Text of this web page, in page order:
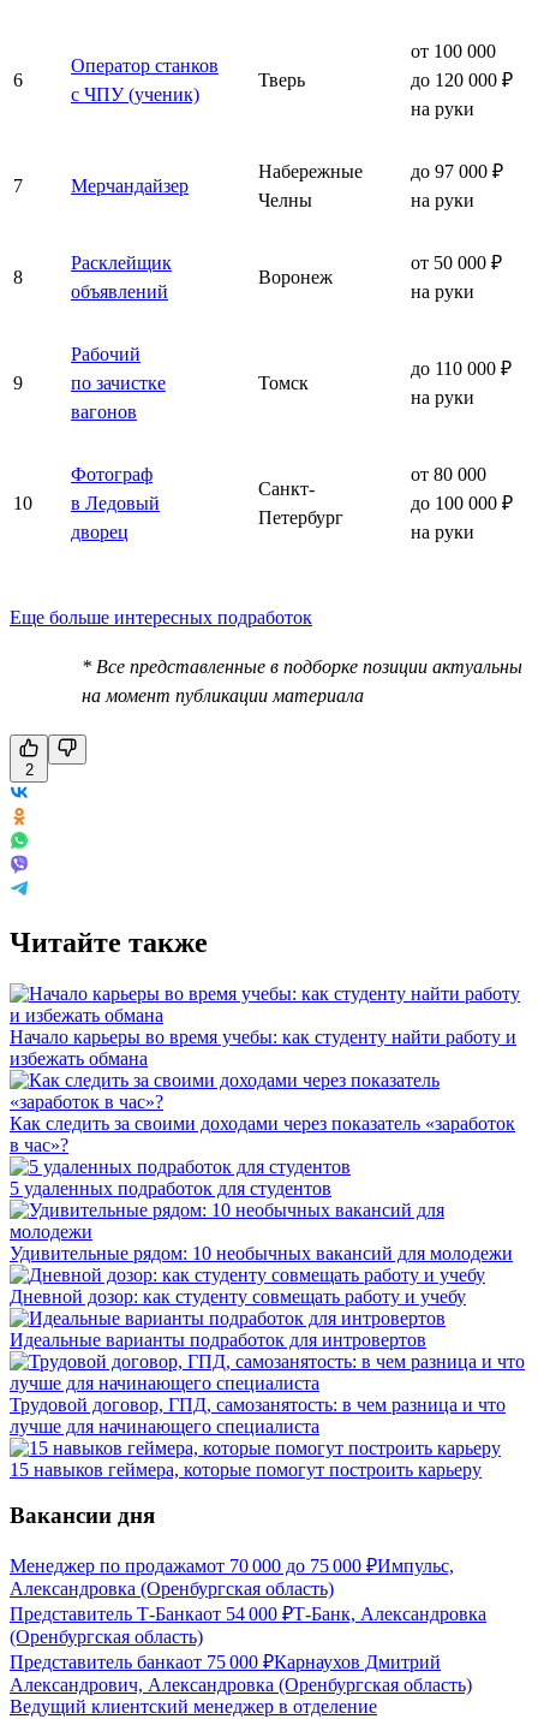
6
Оператор станков
с ЧПУ (ученик)
Тверь
от 100 000
до 120 000 ₽
на руки
7 Мерчандайзер
Набережные
Челны
до 97 000 ₽
на руки
8
Расклейщик
объявлений
Воронеж
от 50 000 ₽
на руки
9
Рабочий
по зачистке
вагонов
Томск
до 110 000 ₽
на руки
10
Фотограф
в Ледовый
дворец
Санкт-
Петербург
от 80 000
до 100 000 ₽
на руки
Еще больше интересных подработок
* Все представленные в подборке позиции актуальны
на момент публикации материала
2
Читайте также
Начало карьеры во время учебы: как студенту найти работу и
избежать обмана
Как следить за своими доходами через показатель «заработок
в час»?
5 удаленных подработок для студентов
Удивительные рядом: 10 необычных вакансий для молодежи
Дневной дозор: как студенту совмещать работу и учебу
Идеальные варианты подработок для интровертов
Трудовой договор, ГПД, самозанятость: в чем разница и что
лучше для начинающего специалиста
15 навыков геймера, которые помогут построить карьеру
Вакансии дня
Менеджер по продажамот 70 000 до 75 000 ₽Импульс,
Александровка (Оренбургская область)
Представитель Т-Банкаот 54 000 ₽Т-Банк, Александровка
(Оренбургская область)
Представитель банкаот 75 000 ₽Карнаухов Дмитрий
Александрович, Александровка (Оренбургская область)
Ведущий клиентский менеджер в отделение